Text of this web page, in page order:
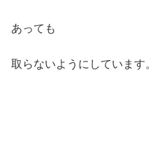
あっても
取らないようにしています。